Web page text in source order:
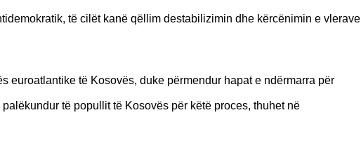
të cilët kanë qëllim destabilizimin dhe kërcënimin e vlerave
euroatlantike të Kosovës, duke përmendur hapat e ndërmarra për
të popullit të Kosovës për këtë proces, thuhet në